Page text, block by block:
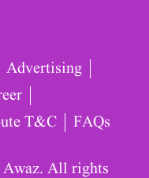
Advertising
T&C FAQs
All rights